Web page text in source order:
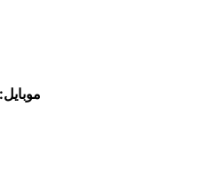
موبايل: 01211116954 – 01211116955 – 01211116956 – – 01211116958